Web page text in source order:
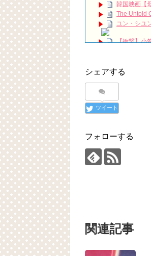
韓国映画【
The Untold
ユン・シユ
【衝撃】小
ー～恋もお金もク
「違う（
について
「退屈だ
HSF(126)-
ユン・ギュ
ハン・ヘジ
九尾狐外伝
チョ・ヒョ
「ライフ・
シェアする
ツイート
フォローする
関連記事